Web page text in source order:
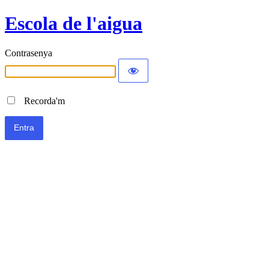
Escola de l'aigua
Contrasenya
Recorda'm